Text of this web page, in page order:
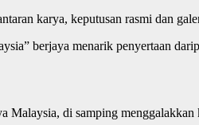
karya, keputusan rasmi dan
berjaya menarik penyertaan
di samping